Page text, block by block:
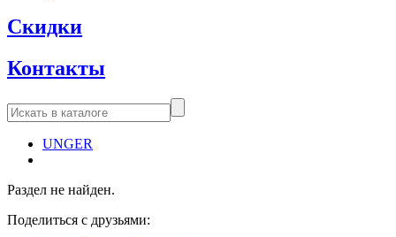
Скидки
Контакты
UNGER
Раздел не найден.
Поделиться с друзьями: